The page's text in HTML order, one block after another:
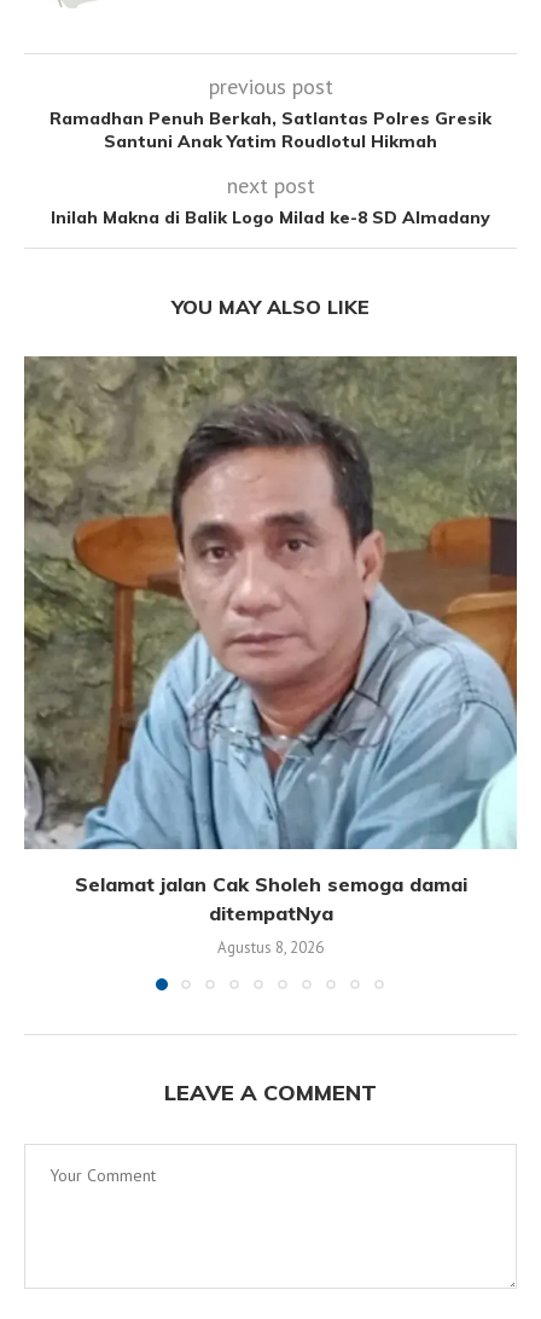
previous post
Ramadhan Penuh Berkah, Satlantas Polres Gresik
Santuni Anak Yatim Roudlotul Hikmah
next post
Inilah Makna di Balik Logo Milad ke-8 SD Almadany
YOU MAY ALSO LIKE
Selamat jalan Cak Sholeh semoga damai
ditempatNya
Agustus 8, 2026
LEAVE A COMMENT